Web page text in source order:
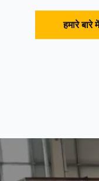
हमारे बारे में